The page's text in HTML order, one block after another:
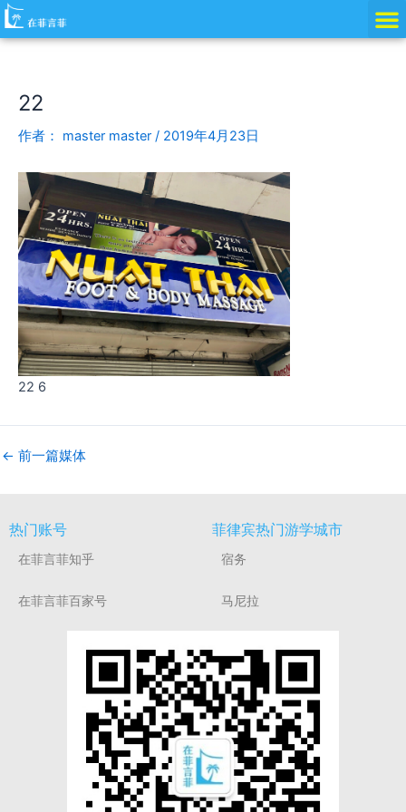
跳
至
22
作者： master master / 2019年4月23日
22 6
Post
navigation
← 前一篇媒体
热门账号
在菲言菲知乎
在菲言菲百家号
菲律宾热门游学城市
宿务
马尼拉